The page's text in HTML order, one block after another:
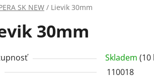
SK NEW / Lievik 30mm
30mm
Skladem (10
110018